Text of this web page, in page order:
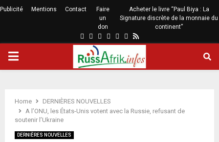
Publicité Mentions Contact
Faire
un
don
Acheter le livre “Paul Biya : La
Signature discrète de la monnaie du
continent”
Home
DERNIÈRES NOUVELLES
A l’ONU, les États-Unis votent avec la Russie, refusant de
soutenir l’Ukraine
DERNIÈRES NOUVELLES